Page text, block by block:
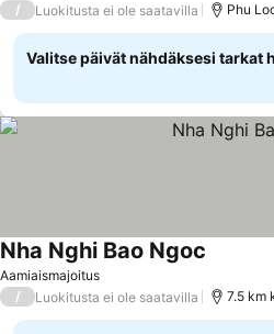
/ Luokitusta ei ole saatavilla Phu
Valitse päivät nähdäksesi tarkat
Aamiaismajoitus
Nha Nghi Bao Ngoc
/ Luokitusta ei ole saatavilla 7.5 km